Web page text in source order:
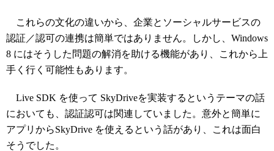
これらの文化の違いから、企業とソーシャルサービスの
認証／認可の連携は簡単ではありません。しかし、Windows
8 にはそうした問題の解消を助ける機能があり、これから上
手く行く可能性もあります。
Live SDK を使って SkyDriveを実装するというテーマの話
においても、認証認可は関連していました。意外と簡単に
アプリからSkyDrive を使えるという話があり、これは面白
そうでした。